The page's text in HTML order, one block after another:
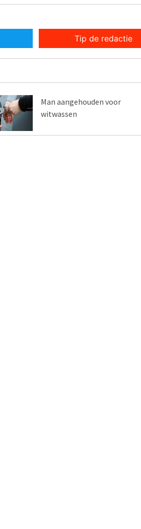
Tip de redactie
Man aangehouden voor
witwassen